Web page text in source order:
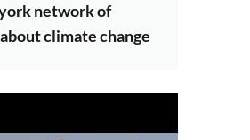
network of
climate change